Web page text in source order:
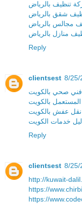
تنظيف بالرياض
شقق بالرياض
مجالس بالرياض
منازل بالرياض
Reply
clientsest 8/25/
فني صحي بالكويت
بالكويت
نقل عفش بالكويت
خدمات الكويت
Reply
clientsest 8/25/
http://kuwait-
https://
https://